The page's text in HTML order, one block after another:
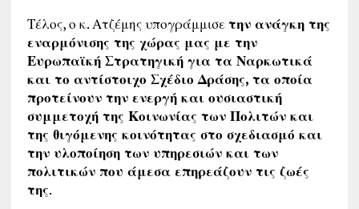
Τέλος, ο κ. Ατζέμης υπογράμμισετην ανάγκη της
εναρμόνισης της χώρας μας με την
Ευρωπαϊκή Στρατηγική για τα Ναρκωτικά
και το αντίστοιχο Σχέδιο Δράσης, τα οποία
προτείνουν την ενεργή και ουσιαστική
συμμετοχή της Κοινωνίας των Πολιτών και
της θιγόμενης κοινότητας στο σχεδιασμό και
την υλοποίηση των υπηρεσιών και των
πολιτικών που άμεσα επηρεάζουν τις ζωές
της.